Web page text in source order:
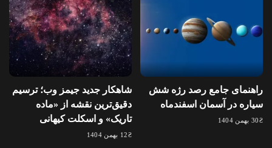
راهنمای جامع رصد رژه شش
سیاره در آسمان اسفندماه
30 بهمن 1404
شاهکار جدید جیمز وب؛ ترسیم
دقیق‌ترین نقشه از «ماده
تاریک» و اسکلت کیهانی
12 بهمن 1404